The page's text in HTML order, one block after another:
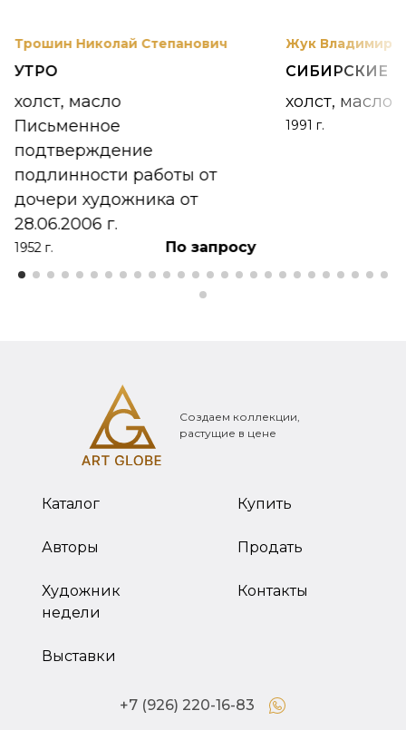
Трошин Николай Степанович
УТРО
холст, масло
Письменное
подтверждение
подлинности работы от
дочери художника от
28.06.2006 г.
1952 г. По запросу
Жук Владимир
СИБИРСКИЕ
холст, масло
1991 г.
Создаем коллекции,
растущие в цене
Каталог
Авторы
Художник
недели
Выставки
Купить
Продать
Контакты
+7 (926) 220-16-83